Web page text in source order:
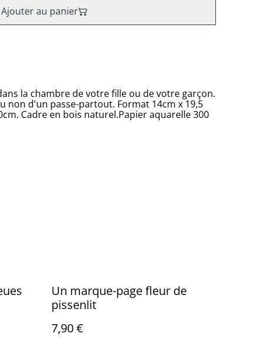
Ajouter au panier
la chambre de votre fille ou de votre garçon.
non d'un passe-partout. Format 14cm x 19,5
Cadre en bois naturel.Papier aquarelle 300
Un marque-page fleur de
pissenlit
7,90 €